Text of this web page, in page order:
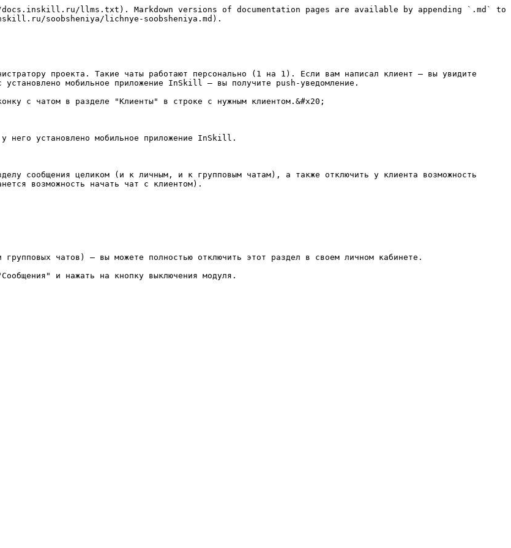
llms.txt). Markdown versions of documentation pages are available by appending `.md` to
soobsheniya/lichnye-soobsheniya.md).
проекта. Такие чаты работают персонально (1 на 1). Если вам написал клиент – вы увидите
мобильное приложение InSkill – вы получите push-уведомление.
с чатом в разделе "Клиенты" в строке с нужным клиентом.&#x20;
него установлено мобильное приложение InSkill.
сообщения целиком (и к личным, и к групповым чатам), а также отключить у клиента возможность
возможность начать чат с клиентом).
чатов) – вы можете полностью отключить этот раздел в своем личном кабинете.